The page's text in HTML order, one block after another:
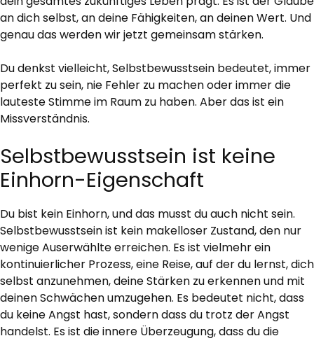
an dich selbst, an deine Fähigkeiten, an deinen Wert. Und
genau das werden wir jetzt gemeinsam stärken.
Du denkst vielleicht, Selbstbewusstsein bedeutet, immer
perfekt zu sein, nie Fehler zu machen oder immer die
lauteste Stimme im Raum zu haben. Aber das ist ein
Missverständnis.
Selbstbewusstsein ist keine
Einhorn-Eigenschaft
Du bist kein Einhorn, und das musst du auch nicht sein.
Selbstbewusstsein ist kein makelloser Zustand, den nur
wenige Auserwählte erreichen. Es ist vielmehr ein
kontinuierlicher Prozess, eine Reise, auf der du lernst, dich
selbst anzunehmen, deine Stärken zu erkennen und mit
deinen Schwächen umzugehen. Es bedeutet nicht, dass
du keine Angst hast, sondern dass du trotz der Angst
handelst. Es ist die innere Überzeugung, dass du die